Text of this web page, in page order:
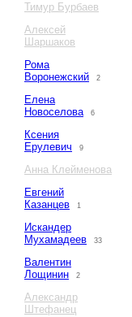
Тимур Бурбаев
Алексей
Шаршаков
Рома
Воронежский
2
Елена
Новоселова
6
Ксения
Ерулевич
9
Анна Клейменова
Евгений
Казанцев
1
Искандер
Мухамадеев
33
Валентин
Лощинин
2
Александр
Штефанец